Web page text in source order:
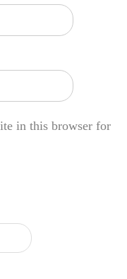
in this browser for